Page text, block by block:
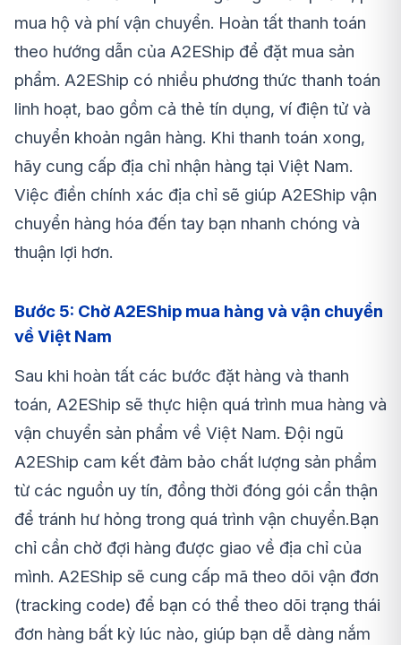
mua hộ và phí vận chuyển. Hoàn tất thanh toán
theo hướng dẫn của A2EShip để đặt mua sản
phẩm. A2EShip có nhiều phương thức thanh toán
linh hoạt, bao gồm cả thẻ tín dụng, ví điện tử và
chuyển khoản ngân hàng. Khi thanh toán xong,
hãy cung cấp địa chỉ nhận hàng tại Việt Nam.
Việc điền chính xác địa chỉ sẽ giúp A2EShip vận
chuyển hàng hóa đến tay bạn nhanh chóng và
thuận lợi hơn.
Bước 5: Chờ A2EShip mua hàng và vận chuyển
về Việt Nam
Sau khi hoàn tất các bước đặt hàng và thanh
toán, A2EShip sẽ thực hiện quá trình mua hàng và
vận chuyển sản phẩm về Việt Nam. Đội ngũ
A2EShip cam kết đảm bảo chất lượng sản phẩm
từ các nguồn uy tín, đồng thời đóng gói cẩn thận
để tránh hư hỏng trong quá trình vận chuyển.Bạn
chỉ cần chờ đợi hàng được giao về địa chỉ của
mình. A2EShip sẽ cung cấp mã theo dõi vận đơn
(tracking code) để bạn có thể theo dõi trạng thái
đơn hàng bất kỳ lúc nào, giúp bạn dễ dàng nắm